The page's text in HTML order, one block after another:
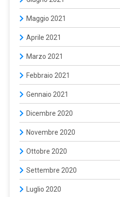
Maggio 2021
Aprile 2021
Marzo 2021
Febbraio 2021
Gennaio 2021
Dicembre 2020
Novembre 2020
Ottobre 2020
Settembre 2020
Luglio 2020